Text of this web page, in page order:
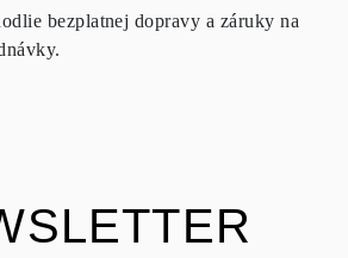
obsahujúce prírodné diamanty je
podmienok – a to do 15 kalendárnych
zásielky.
bezplatnej dopravy a záruky na